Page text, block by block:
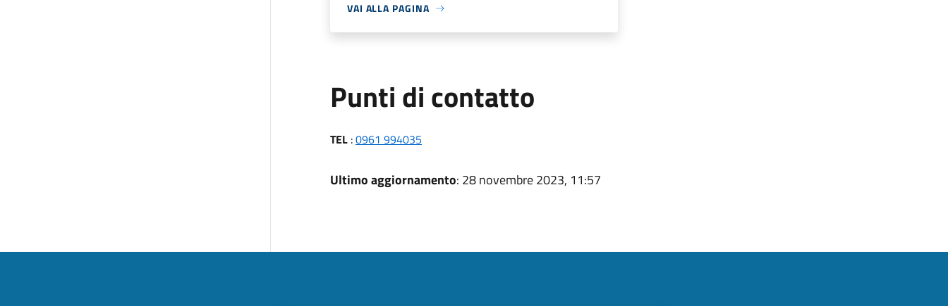
VAI ALLA PAGINA
Punti di contatto
TEL:0961 994035
Ultimo aggiornamento: 28 novembre 2023, 11:57